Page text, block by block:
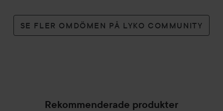
SE FLER OMDÖMEN PÅ LYKO COMMUNITY
Rekommenderade produkter